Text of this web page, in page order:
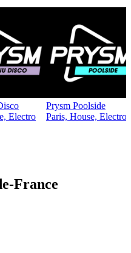
Electro
Prysm Poolside
Paris, House, Electro
France